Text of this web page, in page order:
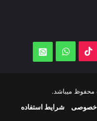
TikTok
WhatsApp
WhatsApp
محفوظ میباشد.
خصوصی شرایط استفاده